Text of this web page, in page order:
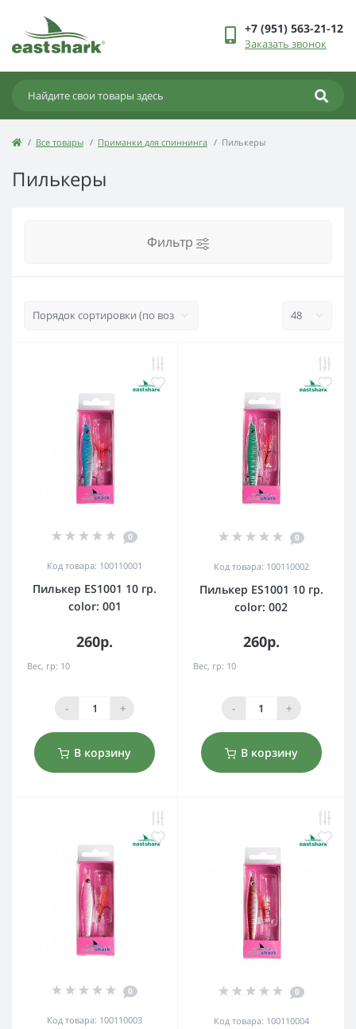
+7 (951) 563-21-12
Заказать звонок
Все товары Приманки для спиннинга Пилькеры
Пилькеры
Фильтр
0
Код товара: 100110001
Пилькер ES1001 10 гр.
color: 001
260р.
Вес, гр: 10
- +
В корзину
0
Код товара: 100110002
Пилькер ES1001 10 гр.
color: 002
260р.
Вес, гр: 10
- +
В корзину
0
Код товара: 100110003
0
Код товара: 100110004